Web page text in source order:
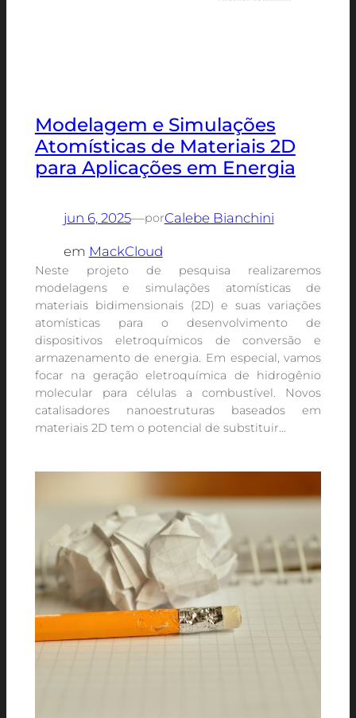
Modelagem e Simulações
Atomísticas de Materiais 2D
para Aplicações em Energia
jun 6, 2025—porCalebe Bianchini
em MackCloud
Neste projeto de pesquisa realizaremos
modelagens e simulações atomísticas de
materiais bidimensionais (2D) e suas variações
atomísticas para o desenvolvimento de
dispositivos eletroquímicos de conversão e
armazenamento de energia. Em especial, vamos
focar na geração eletroquímica de hidrogênio
molecular para células a combustível. Novos
catalisadores nanoestruturas baseados em
materiais 2D tem o potencial de substituir…